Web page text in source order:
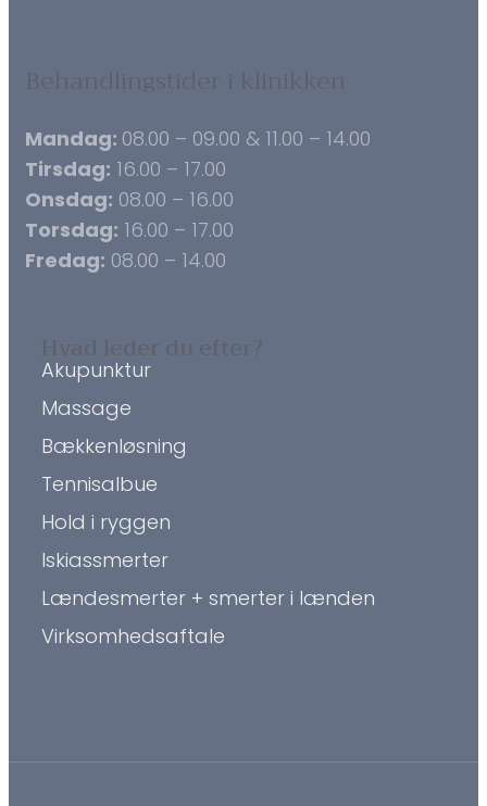
Behandlingstider i klinikken
Mandag: 08.00 – 09.00 & 11.00 – 14.00
Tirsdag: 16.00 – 17.00
Onsdag: 08.00 – 16.00
Torsdag: 16.00 – 17.00
Fredag: 08.00 – 14.00
Hvad leder du efter?
Akupunktur
Massage
Bækkenløsning
Tennisalbue
Hold i ryggen
Iskiassmerter
Lændesmerter + smerter i lænden
Virksomhedsaftale